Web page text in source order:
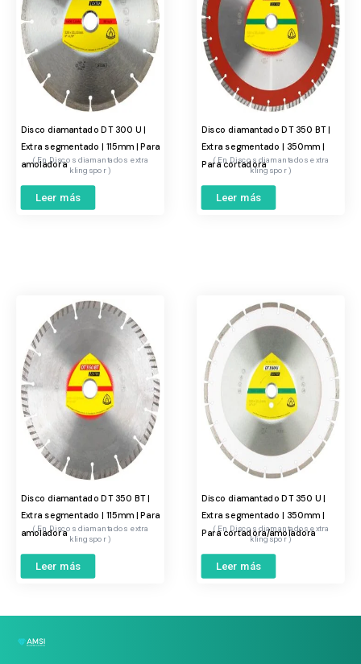
Disco diamantado DT 300 U |
Extra segmentado | 115mm | Para
amoladoraDiscos diamantados extra
klingspor
Leer más
Disco diamantado DT 350 BT |
Extra segmentado | 350mm |
Para cortadora
Discos diamantados extra
klingspor
Leer más
Disco diamantado DT 350 BT |
Extra segmentado | 115mm | Para
amoladoraDiscos diamantados extra
klingspor
Leer más
Disco diamantado DT 350 U |
Extra segmentado | 350mm |
Para cortadora/amoladora
Discos diamantados extra
klingspor
Leer más